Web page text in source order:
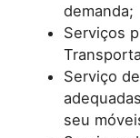
demanda;
Serviços
Serviço
seu